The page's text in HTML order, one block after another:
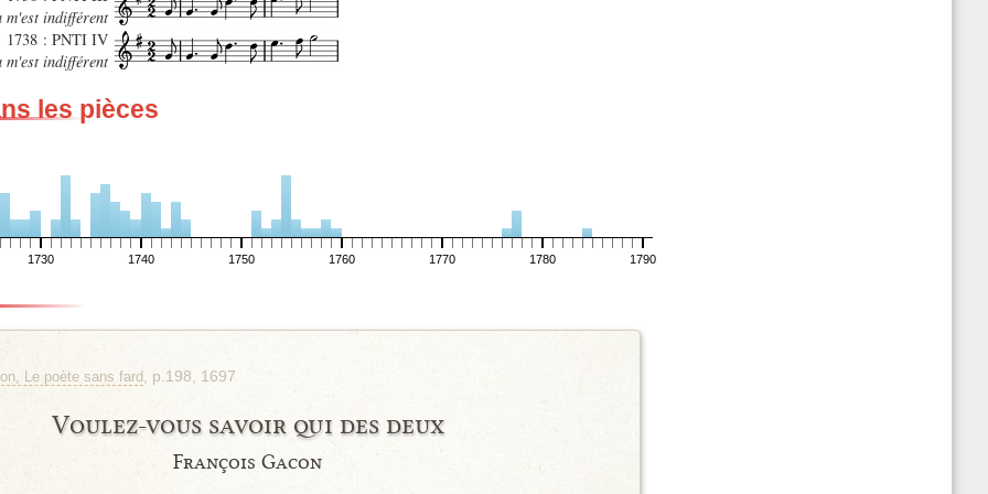
m'est indifférent
1738 : PNTI IV
m'est indifférent
les pièces
1730 1740 1750 1760 1770 1780 1790
Le poète sans fard, p.198, 1697
Voulez-vous savoir qui des deux
François Gacon